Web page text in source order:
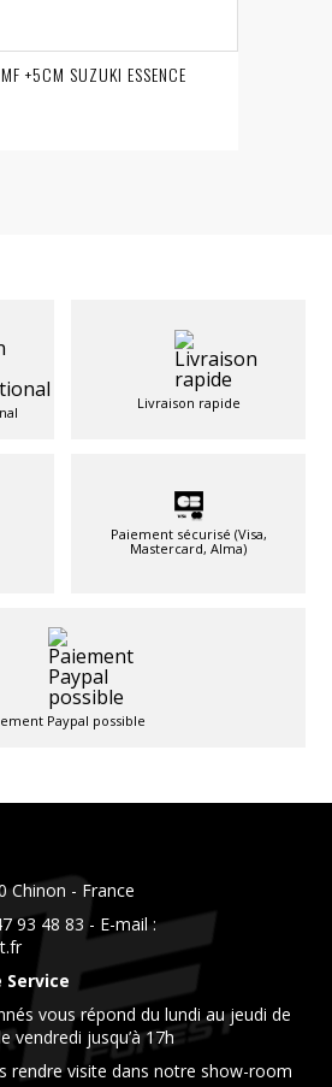
+5CM SUZUKI ESSENCE
Livraison rapide
Paiement sécurisé (Visa,
Mastercard, Alma)
Paypal possible
Chinon - France
93 48 83 - E-mail :
Service
vous répond du lundi au jeudi de
vendredi jusqu’à 17h
rendre visite dans notre show-room